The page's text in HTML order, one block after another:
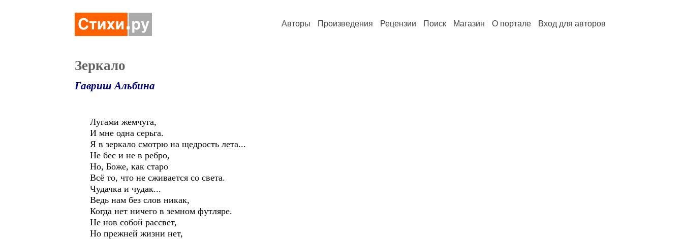
Авторы Произведения Рецензии Поиск Магазин О портале Вход для авторов
Зеркало
Гавриш Альбина
Лугами жемчуга,
И мне одна серьга.
Я в зеркало смотрю на щедрость лета...
Не бес и не в ребро,
Но, Боже, как старо
Всё то, что не сживается со света.
Чудачка и чудак...
Ведь нам без слов никак,
Когда нет ничего в земном футляре.
Не нов собой рассвет,
Но прежней жизни нет,